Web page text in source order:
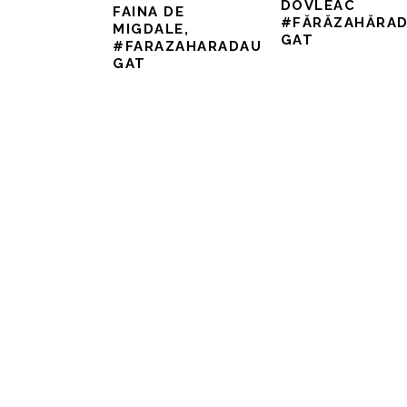
FAINA DE
MIGDALE,
#FARAZAHARADAU
GAT
DOVLEAC
GAT